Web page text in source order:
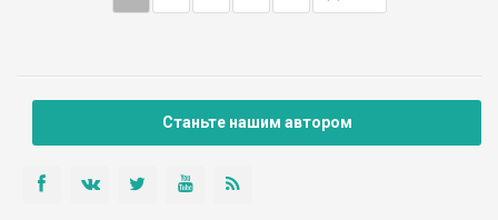
Станьте нашим автором